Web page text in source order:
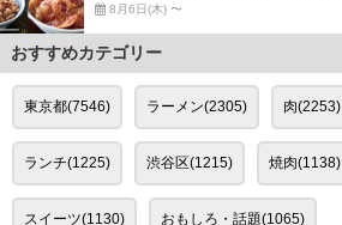
8月6日(木) 〜
おすすめカテゴリー
東京都(7546) ラーメン(2305) 肉(2253)
ランチ(1225) 渋谷区(1215) 焼肉(1138)
スイーツ(1130) おもしろ・話題(1065)